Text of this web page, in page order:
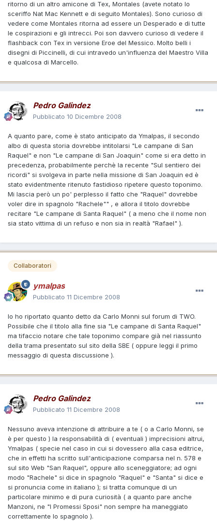
ritorno di un altro amicone di Tex, Montales (avete notato lo
sceriffo Nat Mac Kennett e di seguito Montales). Sono curioso di
vedere come Montales ritorna ad essere un Desperado e di tutte
le cospirazioni e gli intrecci. Poi son davvero curioso di vedere il
flashback con Tex in versione Eroe del Messico. Molto belli i
disegni di Piccinelli, di cui intravedo un'influenza del Maestro Villa
e qualcosa di Marcello.
Pedro Galindez
Pubblicato 10 Dicembre 2008
A quanto pare, come è stato anticipato da Ymalpas, il secondo
albo di questa storia dovrebbe intitolarsi "Le campane di San
Raquel" e non "Le campane di San Joaquin" come si era detto in
precedenza, probabilmente perchè la recente "Sul sentiero dei
ricordi" si svolgeva in parte nella missione di San Joaquin ed è
stato evidentmente ritenuto fastidioso ripetere questo toponimo.
Mi lascia però un po' perplesso il fatto che "Raquel" dovrebbe
voler dire in spagnolo "Rachele"" , e allora il titolo dovrebbe
recitare "Le campane di Santa Raquel" ( a meno che il nome non
sia stato vittima di un refuso e non sia in realtà "Rafael" ).
Collaboratori
ymalpas
Pubblicato 11 Dicembre 2008
Io ho riportato quanto detto da Carlo Monni sul forum di TWO.
Possibile che il titolo alla fine sia "Le campane di Santa Raquel"
ma tifaccio notare che tale toponimo compare già nel riassunto
della trama presentato sul sito della SBE ( oppure leggi il primo
messaggio di questa discussione ).
Pedro Galindez
Pubblicato 11 Dicembre 2008
Nessuno aveva intenzione di attribuire a te ( o a Carlo Monni, se
è per questo ) la responsabilità di ( eventuali ) imprecisioni altrui,
Ymalpas ( specie nel caso in cui si dovessero alla casa editrice,
che in effetti ha scritto sull'anticipazione comparsa nel n. 578 e
sul sito Web "San Raquel", oppure allo sceneggiatore; ad ogni
modo "Rachele" si dice in spagnolo "Raquel" e "Santa" si dice e
si pronuncia come in italiano ); si tratta comunque di un
particolare minimo e di pura curiosità ( a quanto pare anche
Manzoni, ne "I Promessi Sposi" non sempre ha maneggiato
correttamente lo spagnolo ).